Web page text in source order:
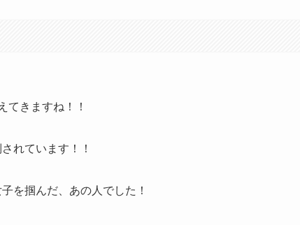
てきますね！！
れています！！
を掴んだ、あの人でした！